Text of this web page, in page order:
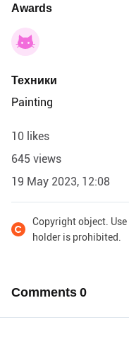
Awards
Техники
Painting
10 likes
645 views
19 May 2023, 12:08
Copyright object.
holder is prohibited.
Comments0